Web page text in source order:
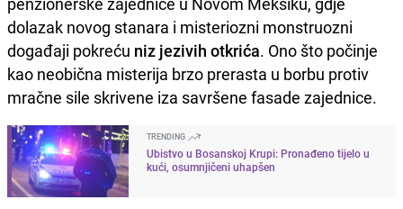
dolazak novog stanara i misteriozni monstruozni
događaji pokreću niz jezivih otkrića. Ono što počinje
kao neobična misterija brzo prerasta u borbu protiv
mračne sile skrivene iza savršene fasade zajednice.
TRENDING
Ubistvo u Bosanskoj Krupi: Pronađeno tijelo u
kući, osumnjičeni uhapšen